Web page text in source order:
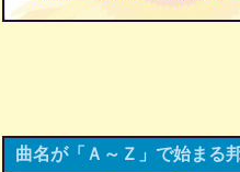
曲名が「Ａ～Ｚ」で始まる